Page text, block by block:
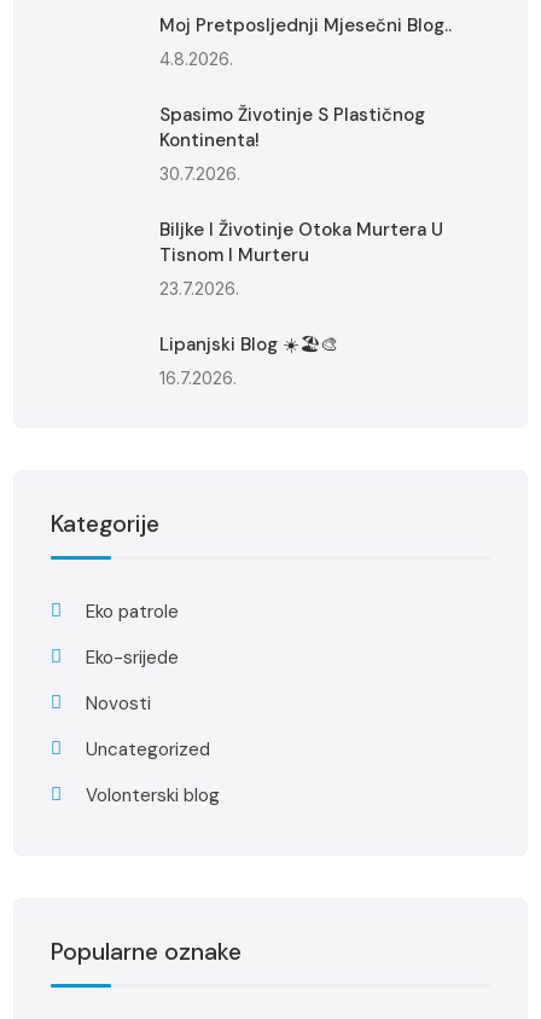
Moj Pretposljednji Mjesečni Blog..
4.8.2026.
Spasimo Životinje S Plastičnog
Kontinenta!
30.7.2026.
Biljke I Životinje Otoka Murtera U
Tisnom I Murteru
23.7.2026.
Lipanjski Blog ☀️🏖️🎨
16.7.2026.
Kategorije
Eko patrole
Eko-srijede
Novosti
Uncategorized
Volonterski blog
Popularne oznake